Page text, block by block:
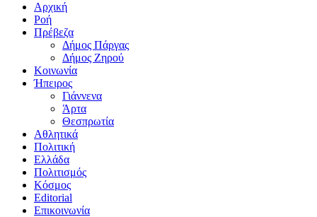
Αρχική
Ροή
Πρέβεζα
Δήμος Πάργας
Δήμος Ζηρού
Κοινωνία
Ήπειρος
Γιάννενα
Άρτα
Θεσπρωτία
Αθλητικά
Πολιτική
Ελλάδα
Πολιτισμός
Κόσμος
Editorial
Επικοινωνία